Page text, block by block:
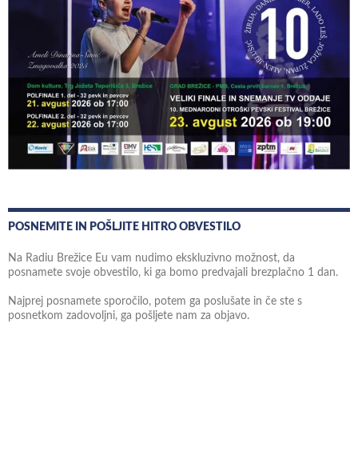
POSNEMITE IN POŠLJITE HITRO OBVESTILO
Na Radiu Brežice Eu vam nudimo ekskluzivno možnost, da
posnamete svoje obvestilo, ki ga bomo predvajali brezplačno 1 dan.
Najprej posnamete sporočilo, potem ga poslušate in če ste s
posnetkom zadovoljni, ga pošljete nam za objavo.